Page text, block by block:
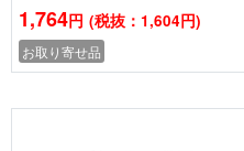
1,764円 (税抜：1,604円)
お取り寄せ品